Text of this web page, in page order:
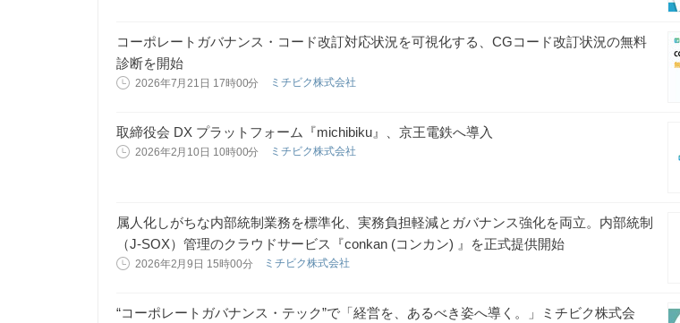
コーポレートガバナンス・コード改訂対応状況を可視化する、CGコード改訂状況の無料
診断を開始
2026年7月21日 17時00分 ミチビク株式会社
取締役会 DX プラットフォーム『michibiku』、京王電鉄へ導入
2026年2月10日 10時00分 ミチビク株式会社
属人化しがちな内部統制業務を標準化、実務負担軽減とガバナンス強化を両立。内部統制
（J-SOX）管理のクラウドサービス『conkan (コンカン) 』を正式提供開始
2026年2月9日 15時00分 ミチビク株式会社
​“コーポレートガバナンス・テック”で「経営を、あるべき姿へ導く。」ミチビク株式会